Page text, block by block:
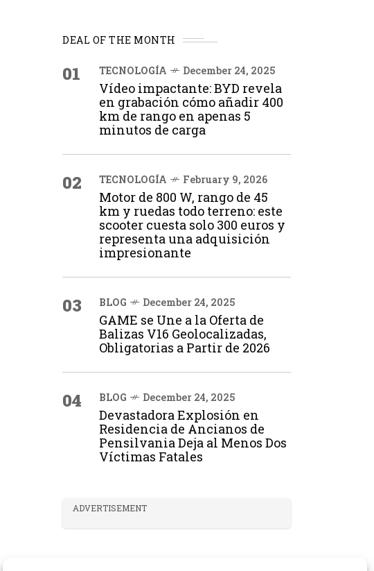
DEAL OF THE MONTH
01 TECNOLOGÍA December 24, 2025
Vídeo impactante: BYD revela
en grabación cómo añadir 400
km de rango en apenas 5
minutos de carga
02 TECNOLOGÍA February 9, 2026
Motor de 800 W, rango de 45
km y ruedas todo terreno: este
scooter cuesta solo 300 euros y
representa una adquisición
impresionante
03 BLOG December 24, 2025
GAME se Une a la Oferta de
Balizas V16 Geolocalizadas,
Obligatorias a Partir de 2026
04 BLOG December 24, 2025
Devastadora Explosión en
Residencia de Ancianos de
Pensilvania Deja al Menos Dos
Víctimas Fatales
ADVERTISEMENT